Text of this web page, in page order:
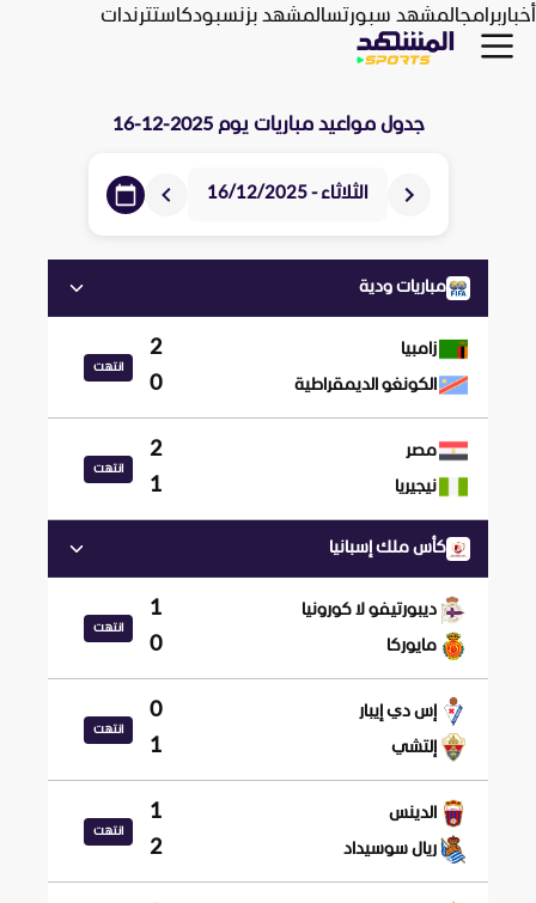
أخباربرامجالمشهد سبورتسالمشهد بزنسبودكاستترندات
جدول مواعيد مباريات يوم2025-12-16
الثلاثاء - 16/12/2025
مباريات ودية
زامبيا 2
الكونغو الديمقراطية 0
انتهت
مصر 2
نيجيريا 1
انتهت
كأس ملك إسبانيا
ديبورتيفو لا كورونيا 1
مايوركا 0
انتهت
إس دي إيبار 0
إلتشي 1
انتهت
الدينس 1
ريال سوسيداد 2
انتهت